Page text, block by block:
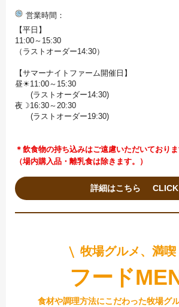
営業時間
【平日】
11:00～15:30
（ラストオーダー14:30）
【サマーナイトファーム開催日】
昼☀11:00～15:30
(ラストオーダー14:30)
夜☽16:30～20:30
(ラストオーダー19:30)
＊飲食物の持ち込みはご遠慮いただいておりま
（場内購入品・離乳食は除きます。）
詳細はこちら
牧場グルメ、満喫
フード
食材や調理方法にこだわった牧場グ